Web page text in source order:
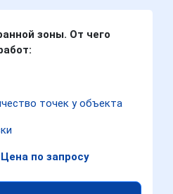
зоны. От чего
точек у объекта
по запросу